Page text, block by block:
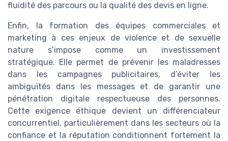
fluidité des parcours ou la qualité des devis en ligne.
Enfin, la formation des équipes commerciales et
marketing à ces enjeux de violence et de sexuelle
nature s’impose comme un investissement
stratégique. Elle permet de prévenir les maladresses
dans les campagnes publicitaires, d’éviter les
ambiguïtés dans les messages et de garantir une
pénétration digitale respectueuse des personnes.
Cette exigence éthique devient un différenciateur
concurrentiel, particulièrement dans les secteurs où la
confiance et la réputation conditionnent fortement la